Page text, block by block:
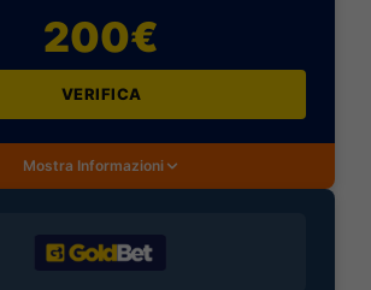
200€
VERIFICA
Mostra Informazioni